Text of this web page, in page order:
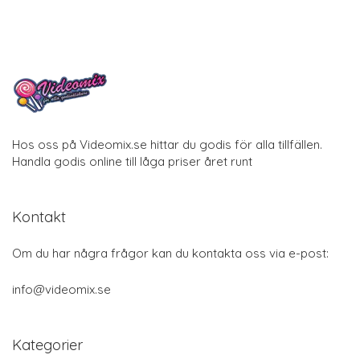
Hos oss på Videomix.se hittar du godis för alla tillfällen.
Handla godis online till låga priser året runt
Kontakt
Om du har några frågor kan du kontakta oss via e-post:
info@videomix.se
Kategorier